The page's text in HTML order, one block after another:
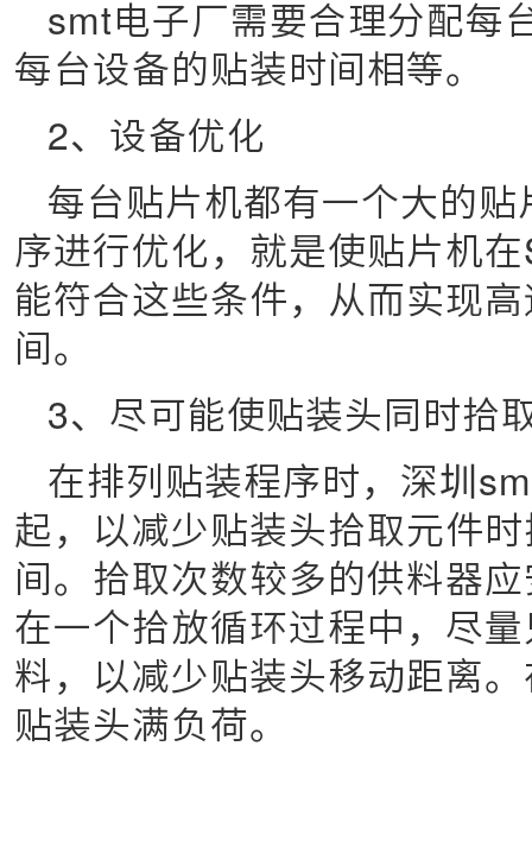
smt电子厂需要合理分配每
每台设备的贴装时间相等。
2、设备优化
每台贴片机都有一个大的
序进行优化，就是使贴片机
能符合这些条件，从而实现
间。
3、尽可能使贴装头同时拾
在排列贴装程序时，深圳
起，以减少贴装头拾取元件
间。拾取次数较多的供料器
在一个拾放循环过程中，尽
料，以减少贴装头移动距离
贴装头满负荷。